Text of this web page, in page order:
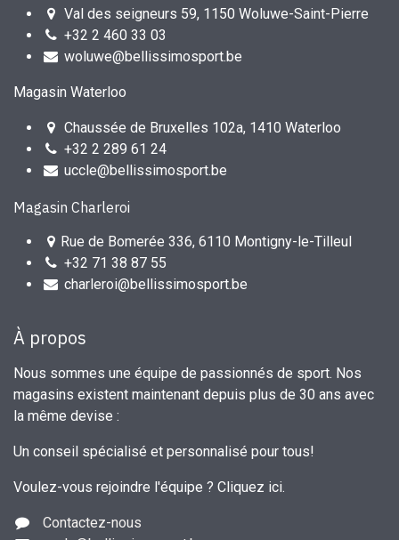
Val des seigneurs 59, 1150 Woluwe-Saint-Pierre
+32 2 460 33 03
woluwe@bellissimosport.be
Magasin Waterloo
Chaussée de Bruxelles 102a, 1410 Waterloo
+32 2 289 61 24
uccle@bellissimosport.be
Magasin Charleroi
Rue de Bomerée 336, 6110 Montigny-le-Tilleul
+32 71 38 87 55
charleroi@bellissimosport.be
À propos
Nous sommes une équipe de passionnés de sport. Nos
magasins existent maintenant depuis plus de 30 ans avec
la même devise :
Un conseil spécialisé et personnalisé pour tous!
Voulez-vous rejoindre l'équipe ? Cliquez ici.
Contactez-nous